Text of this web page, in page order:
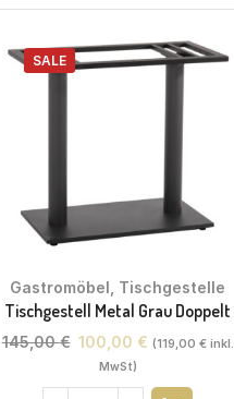
SALE
Gastromöbel Tischgestelle
Tischgestell Metal Grau Doppelt
145,00€ 100,00 € (119,00 €inkl.
MwSt)